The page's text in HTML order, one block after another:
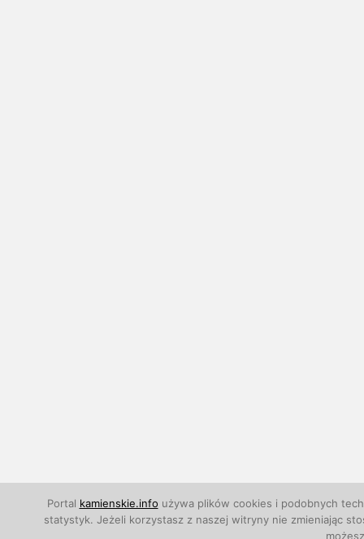
Portal kamienskie.info używa plików cookies i podobnych
statystyk. Jeżeli korzystasz z naszej witryny nie zmieniając